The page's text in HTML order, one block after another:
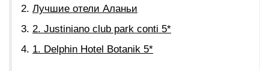
Лучшие отели Аланьи
2. Justiniano club park conti 5*
1. Delphin Hotel Botanik 5*